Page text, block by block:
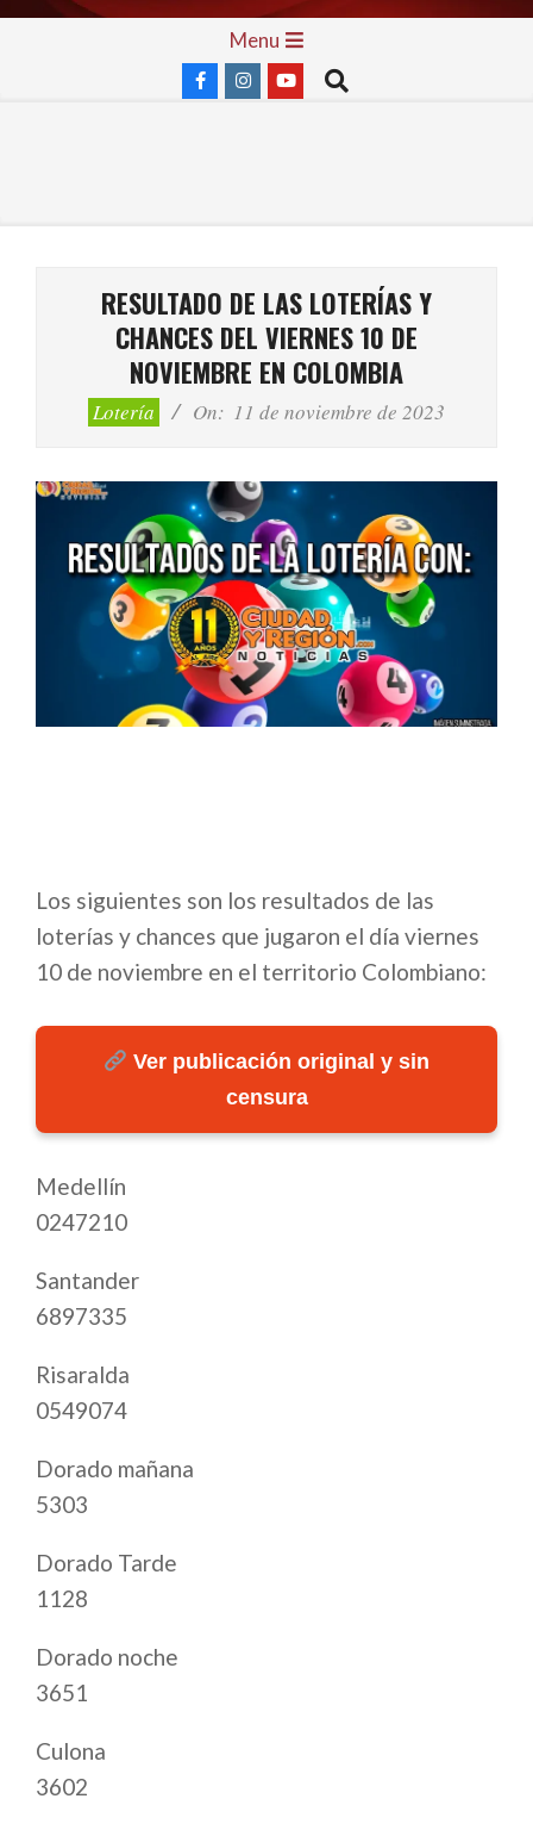
Skip
Menu
Search
RESULTADO DE LAS LOTERÍAS Y
CHANCES DEL VIERNES 10 DE
NOVIEMBRE EN COLOMBIA
Lotería On: 11 de noviembre de 2023
Los siguientes son los resultados de las
loterías y chances que jugaron el día viernes
10 de noviembre en el territorio Colombiano:
Ver publicación original y sin
censura
Medellín
0247210
Santander
6897335
Risaralda
0549074
Dorado mañana
5303
Dorado Tarde
1128
Dorado noche
3651
Culona
3602